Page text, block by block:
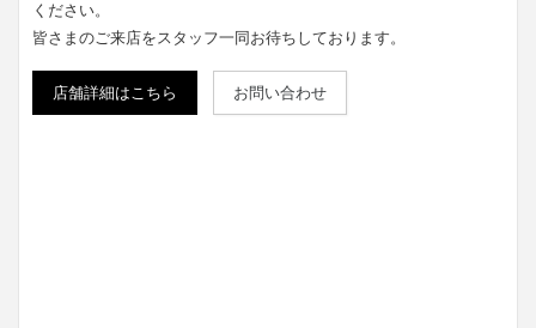
ください。
皆さまのご来店をスタッフ一同お待ちしております。
店舗詳細はこちら お問い合わせ